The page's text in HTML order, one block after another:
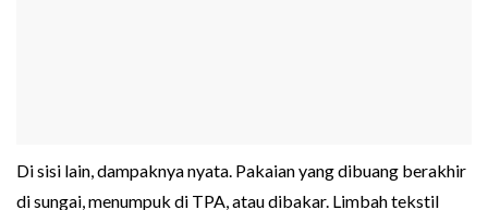
Di sisi lain, dampaknya nyata. Pakaian yang dibuang berakhir
di sungai, menumpuk di TPA, atau dibakar. Limbah tekstil